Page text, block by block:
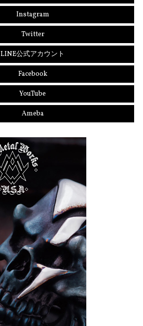
Instagram
Twitter
LINE公式アカウント
Facebook
YouTube
Ameba